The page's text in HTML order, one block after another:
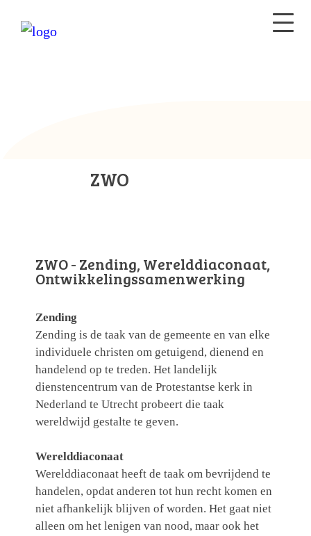
ZWO
ZWO - Zending, Werelddiaconaat,
Ontwikkelingssamenwerking
Zending
Zending is de taak van de gemeente en van elke
individuele christen om getuigend, dienend en
handelend op te treden. Het landelijk
dienstencentrum van de Protestantse kerk in
Nederland te Utrecht probeert die taak
wereldwijd gestalte te geven.
Werelddiaconaat
Werelddiaconaat heeft de taak om bevrijdend te
handelen, opdat anderen tot hun recht komen en
niet afhankelijk blijven of worden. Het gaat niet
alleen om het lenigen van nood, maar ook het